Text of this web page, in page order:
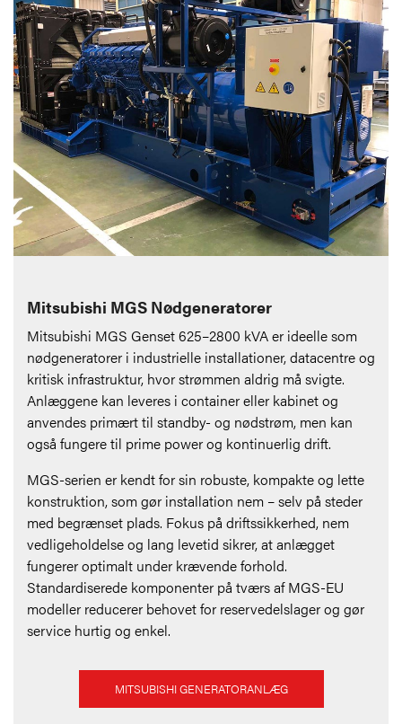
Mitsubishi MGS Nødgeneratorer
Mitsubishi MGS Genset 625–2800 kVA er ideelle som
nødgeneratorer i industrielle installationer, datacentre og
kritisk infrastruktur, hvor strømmen aldrig må svigte.
Anlæggene kan leveres i container eller kabinet og
anvendes primært til standby- og nødstrøm, men kan
også fungere til prime power og kontinuerlig drift.
MGS-serien er kendt for sin robuste, kompakte og lette
konstruktion, som gør installation nem – selv på steder
med begrænset plads. Fokus på driftssikkerhed, nem
vedligeholdelse og lang levetid sikrer, at anlægget
fungerer optimalt under krævende forhold.
Standardiserede komponenter på tværs af MGS-EU
modeller reducerer behovet for reservedelslager og gør
service hurtig og enkel.
MITSUBISHI GENERATORANLÆG